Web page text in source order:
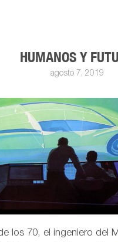
HUMANOS Y
agosto 7, 2019
los 70, el ingeniero del